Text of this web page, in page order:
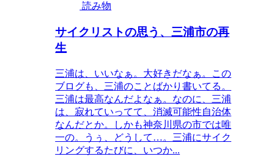
読み物
サイクリストの思う、三浦市の再
生
三浦は、いいなぁ。大好きだなぁ。この
ブログも、三浦のことばかり書いてる。
三浦は最高なんだよなぁ。なのに、三浦
は、寂れていってて、消滅可能性自治体
なんだとか。しかも神奈川県の市では唯
一の。うぅ、どうして…。三浦にサイク
リングするたびに、いつか...